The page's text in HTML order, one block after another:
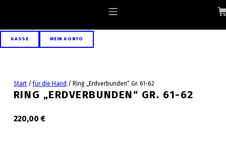
MOBILE MENU
KASSE MEIN KONTO
Start/für die Hand / Ring „Erdverbunden“ Gr. 61-62
RING „ERDVERBUNDEN“ GR. 61-62
220,00€